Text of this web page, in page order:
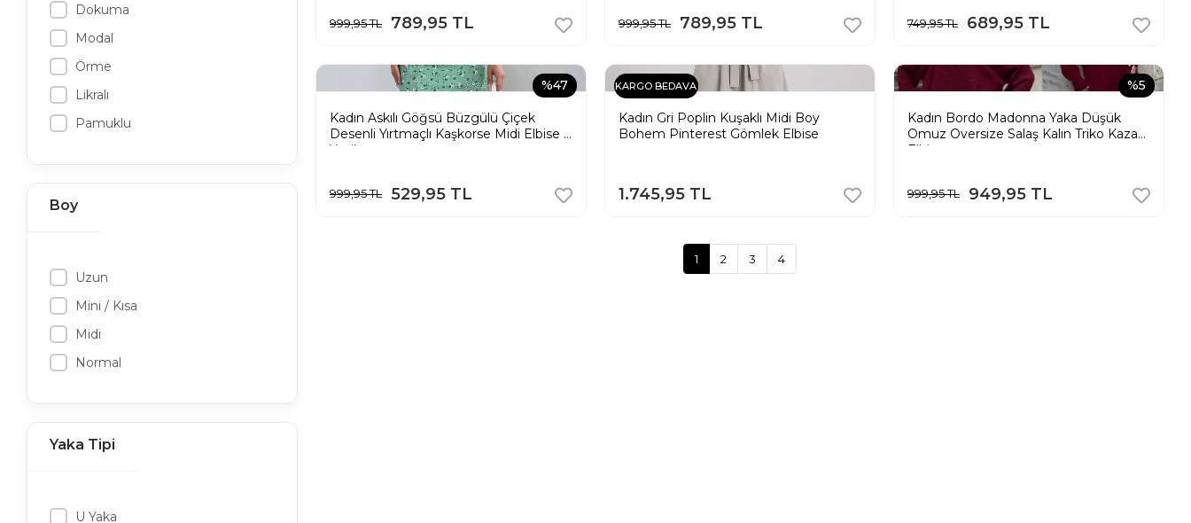
Dokuma
Modal
Örme
Likralı
Pamuklu
Boy
Uzun
Mini / Kısa
Midi
Normal
Yaka Tipi
U Yaka
999,95 TL 789,95 TL 999,95 TL 789,95 TL 749,95 TL 689,95 TL
%47
Kadın Askılı Göğsü Büzgülü Çiçek
Desenli Yırtmaçlı Kaşkorse Midi Elbise -
Yeşil
999,95 TL 529,95 TL
KARGO BEDAVA
Kadın Gri Poplin Kuşaklı Midi Boy
Bohem Pinterest Gömlek Elbise
1.745,95 TL
%5
Kadın Bordo Madonna Yaka Düşük
Omuz Oversize Salaş Kalın Triko Kazak
Elbise
999,95 TL 949,95 TL
1 2 3 4